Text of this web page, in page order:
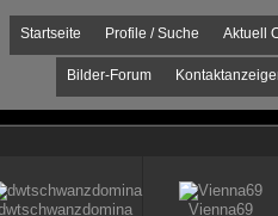
Aktuell
Profile / Suche
Startseite
Bilder-Forum